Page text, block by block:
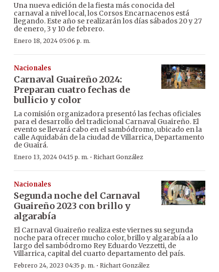
Una nueva edición de la fiesta más conocida del
carnaval a nivel local, los Corsos Encarnacenos está
llegando. Este año se realizarán los días sábados 20 y 27
de enero, 3 y 10 de febrero.
Enero 18, 2024 05:06 p. m.
Nacionales
Carnaval Guaireño 2024:
Preparan cuatro fechas de
bullicio y color
La comisión organizadora presentó las fechas oficiales
para el desarrollo del tradicional Carnaval Guaireño. El
evento se llevará cabo en el sambódromo, ubicado en la
calle Aquidabán de la ciudad de Villarrica, Departamento
de Guairá.
Enero 13, 2024 04:15 p. m. · Richart González
Nacionales
Segunda noche del Carnaval
Guaireño 2023 con brillo y
algarabía
El Carnaval Guaireño realiza este viernes su segunda
noche para ofrecer mucho color, brillo y algarabía a lo
largo del sambódromo Rey Eduardo Vezzetti, de
Villarrica, capital del cuarto departamento del país.
Febrero 24, 2023 04:35 p. m. · Richart González